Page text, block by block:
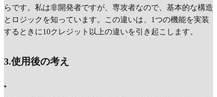
らです。私は非開発者ですが、専攻者なので、基本的な構造
とロジックを知っています。この違いは、1つの機能を実装
するときに10クレジット以上の違いを引き起こします。
3.使用後の考え
•